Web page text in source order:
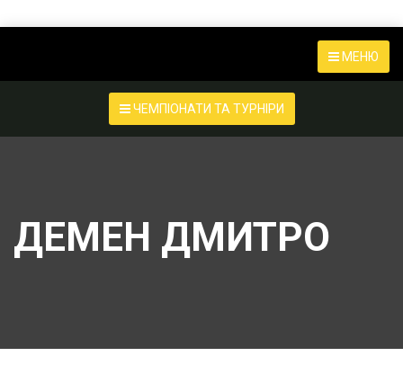
МЕНЮ
ЧЕМПІОНАТИ ТА ТУРНІРИ
ДЕМЕН ДМИТРО